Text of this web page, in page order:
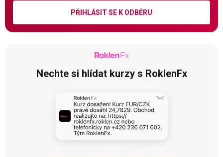
PŘIHLÁSIT SE K ODBĚRU
Nechte si hlídat kurzy s RoklenFx